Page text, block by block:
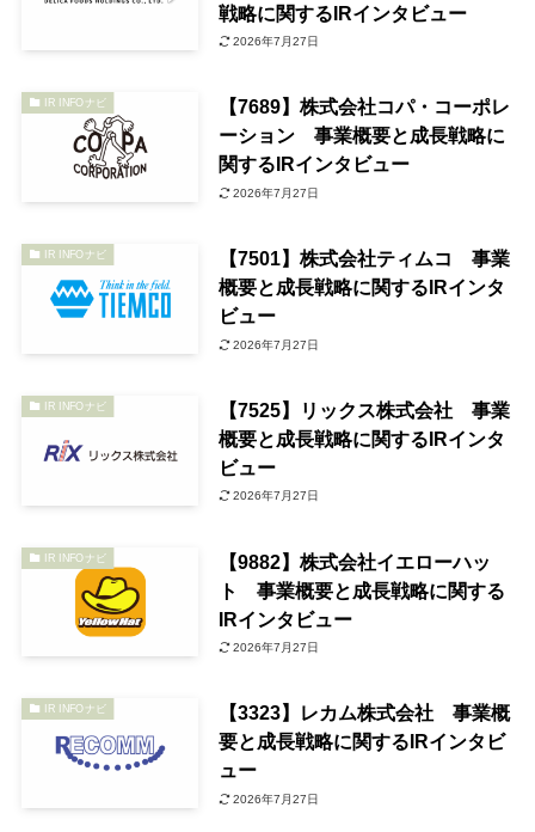
戦略に関するIRインタビュー
2026年7月27日
IR INFOナビ
【7689】株式会社コパ・コーポレ
ーション 事業概要と成長戦略に
関するIRインタビュー
2026年7月27日
IR INFOナビ
【7501】株式会社ティムコ 事業
概要と成長戦略に関するIRインタ
ビュー
2026年7月27日
IR INFOナビ
【7525】リックス株式会社 事業
概要と成長戦略に関するIRインタ
ビュー
2026年7月27日
IR INFOナビ
【9882】株式会社イエローハッ
ト 事業概要と成長戦略に関する
IRインタビュー
2026年7月27日
IR INFOナビ
【3323】レカム株式会社 事業概
要と成長戦略に関するIRインタビ
ュー
2026年7月27日